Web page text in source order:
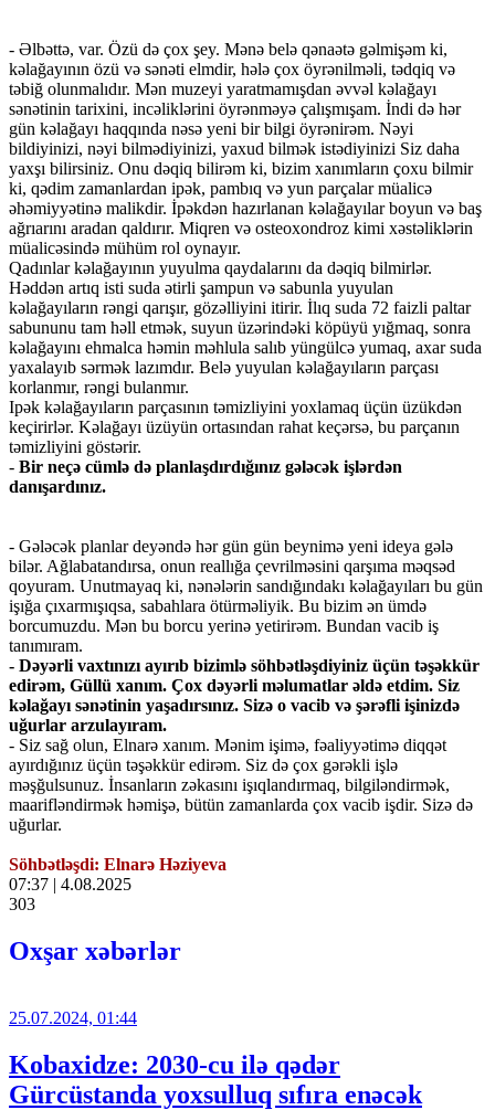
- Əlbəttə, var. Özü də çox şey. Mənə belə qənaətə gəlmişəm ki,
kəlağayının özü və sənəti elmdir, hələ çox öyrənilməli, tədqiq və
təbiğ olunmalıdır. Mən muzeyi yaratmamışdan əvvəl kəlağayı
sənətinin tarixini, incəliklərini öyrənməyə çalışmışam. İndi də hər
gün kəlağayı haqqında nəsə yeni bir bilgi öyrənirəm. Nəyi
bildiyinizi, nəyi bilmədiyinizi, yaxud bilmək istədiyinizi Siz daha
yaxşı bilirsiniz. Onu dəqiq bilirəm ki, bizim xanımların çoxu bilmir
ki, qədim zamanlardan ipək, pambıq və yun parçalar müalicə
əhəmiyyətinə malikdir. İpəkdən hazırlanan kəlağayılar boyun və baş
ağrıarını aradan qaldırır. Miqren və osteoxondroz kimi xəstəliklərin
müalicəsində mühüm rol oynayır.
Qadınlar kəlağayının yuyulma qaydalarını da dəqiq bilmirlər.
Həddən artıq isti suda ətirli şampun və sabunla yuyulan
kəlağayıların rəngi qarışır, gözəlliyini itirir. İlıq suda 72 faizli paltar
sabununu tam həll etmək, suyun üzərindəki köpüyü yığmaq, sonra
kəlağayını ehmalca həmin məhlula salıb yüngülcə yumaq, axar suda
yaxalayıb sərmək lazımdır. Belə yuyulan kəlağayıların parçası
korlanmır, rəngi bulanmır.
Ipək kəlağayıların parçasının təmizliyini yoxlamaq üçün üzükdən
keçirirlər. Kəlağayı üzüyün ortasından rahat keçərsə, bu parçanın
təmizliyini göstərir.
- Bir neçə cümlə də planlaşdırdığınız gələcək işlərdən
danışardınız.
- Gələcək planlar deyəndə hər gün gün beynimə yeni ideya gələ
bilər. Ağlabatandırsa, onun reallığa çevrilməsini qarşıma məqsəd
qoyuram. Unutmayaq ki, nənələrin sandığındakı kəlağayıları bu gün
işığa çıxarmışıqsa, sabahlara ötürməliyik. Bu bizim ən ümdə
borcumuzdu. Mən bu borcu yerinə yetirirəm. Bundan vacib iş
tanımıram.
- Dəyərli vaxtınızı ayırıb bizimlə söhbətləşdiyiniz üçün təşəkkür
edirəm, Güllü xanım. Çox dəyərli məlumatlar əldə etdim. Siz
kəlağayı sənətinin yaşadırsınız. Sizə o vacib və şərəfli işinizdə
uğurlar arzulayıram.
- Siz sağ olun, Elnarə xanım. Mənim işimə, fəaliyyətimə diqqət
ayırdığınız üçün təşəkkür edirəm. Siz də çox gərəkli işlə
məşğulsunuz. İnsanların zəkasını işıqlandırmaq, bilgiləndirmək,
maarifləndirmək həmişə, bütün zamanlarda çox vacib işdir. Sizə də
uğurlar.
Söhbətləşdi: Elnarə Həziyeva
07:37 | 4.08.2025
303
Oxşar xəbərlər
25.07.2024, 01:44
Kobaxidze: 2030-cu ilə qədər
Gürcüstanda yoxsulluq sıfıra enəcək